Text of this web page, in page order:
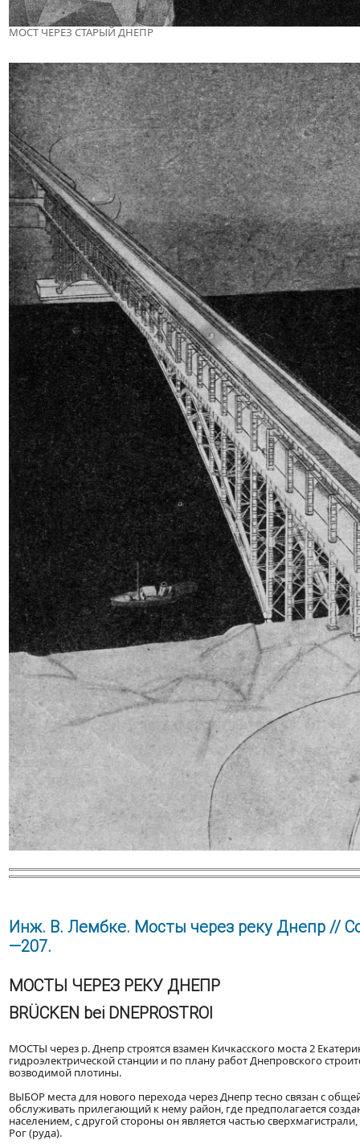
МОСТ ЧЕРЕЗ СТАРЫЙ ДНЕПР
Инж. В. Лембке. Мосты через реку Днепр //
—207.
МОСТЫ ЧЕРЕЗ РЕКУ ДНЕПР
BRÜCKEN bei DNEPROSTROI
МОСТЫ через р. Днепр строятся взамен Кичкасского моста 2
гидроэлектрической станции и по плану работ Днепровского
возводимой плотины.
ВЫБОР места для нового перехода через Днепр тесно связан с
обслуживать прилегающий к нему район, где предполагается
населением, с другой стороны он является частью
Рог (руда).